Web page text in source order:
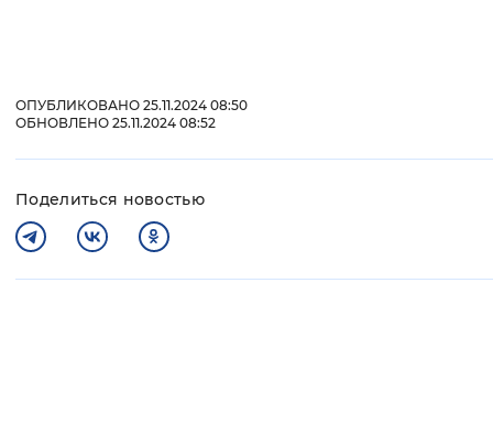
ОПУБЛИКОВАНО 25.11.2024 08:50
ОБНОВЛЕНО 25.11.2024 08:52
Поделиться новостью